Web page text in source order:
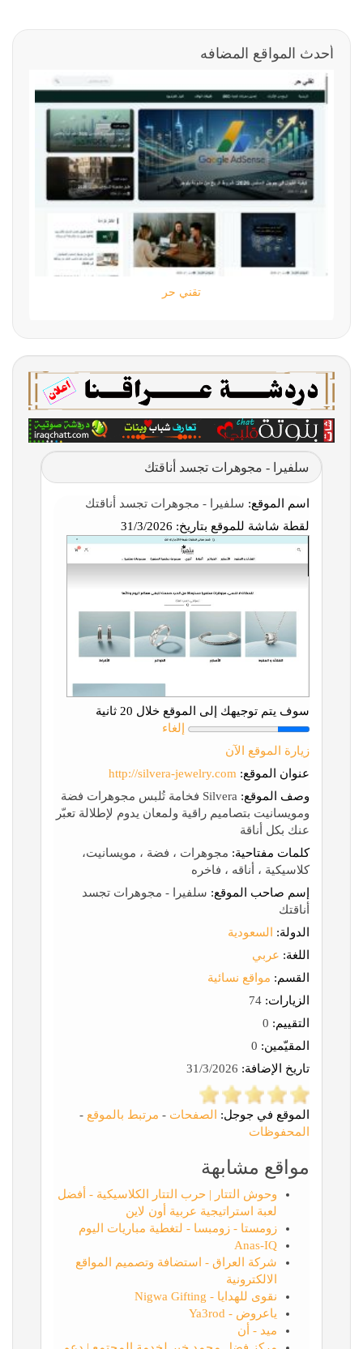
أحدث المواقع المضافه
تقني حر
سلفيرا - مجوهرات تجسد أناقتك
اسم الموقع: سلفيرا - مجوهرات تجسد أناقتك
لقطة شاشة للموقع بتاريخ:
سوف يتم توجيهك إلى الموقع خلال 20 ثانية
إلغاء
زيارة الموقع الآن
عنوان الموقع: http://silvera-jewelry.com
وصف الموقع:
Silvera فخامة تُلبس مجوهرات فضة
ومويسانيت بتصاميم راقية ولمعان يدوم لإطلالة تعبّر
عنك بكل أناقة
كلمات مفتاحية: مجوهرات ، فضة ، مويسانيت،
كلاسيكية ، أناقه ، فاخره
إسم صاحب الموقع: سلفيرا - مجوهرات تجسد
أناقتك
الدولة:
السعودية
اللغة: عربي
القسم: مواقع نسائية
الزيارات:
التقييم:
المقيّمين:
تاريخ الإضافة:
الموقع في جوجل: الصفحات - مرتبط بالموقع -
المحفوظات
مواقع مشابهة
وحوش التتار | حرب التتار الكلاسيكية - أفضل
لعبة استراتيجية عربية أون لاين
زومستا - زومبسا - لتغطية مباريات اليوم
Anas-IQ
شركة العراق - استضافة وتصميم المواقع
الالكترونية
نقوى للهدايا - Nigwa Gifting
ياعروض - Ya3rod
ميد - أن